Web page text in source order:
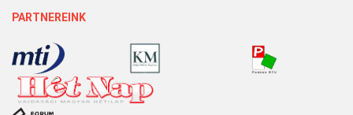
PARTNEREINK